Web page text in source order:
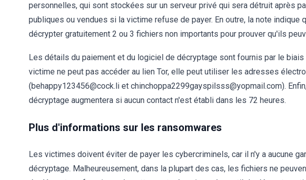
personnelles, qui sont stockées sur un serveur privé qui sera détruit après
publiques ou vendues si la victime refuse de payer. En outre, la note indique
décrypter gratuitement 2 ou 3 fichiers non importants pour prouver qu'ils
Les détails du paiement et du logiciel de décryptage sont fournis par le biais
victime ne peut pas accéder au lien Tor, elle peut utiliser les adresses
(behappy123456@cock.li et chinchoppa2299gayspilsss@yopmail.com).
décryptage augmentera si aucun contact n'est établi dans les 72 heures.
Plus d'informations sur les ransomwares
Les victimes doivent éviter de payer les cybercriminels, car il n'y a aucune
décryptage. Malheureusement, dans la plupart des cas, les fichiers ne